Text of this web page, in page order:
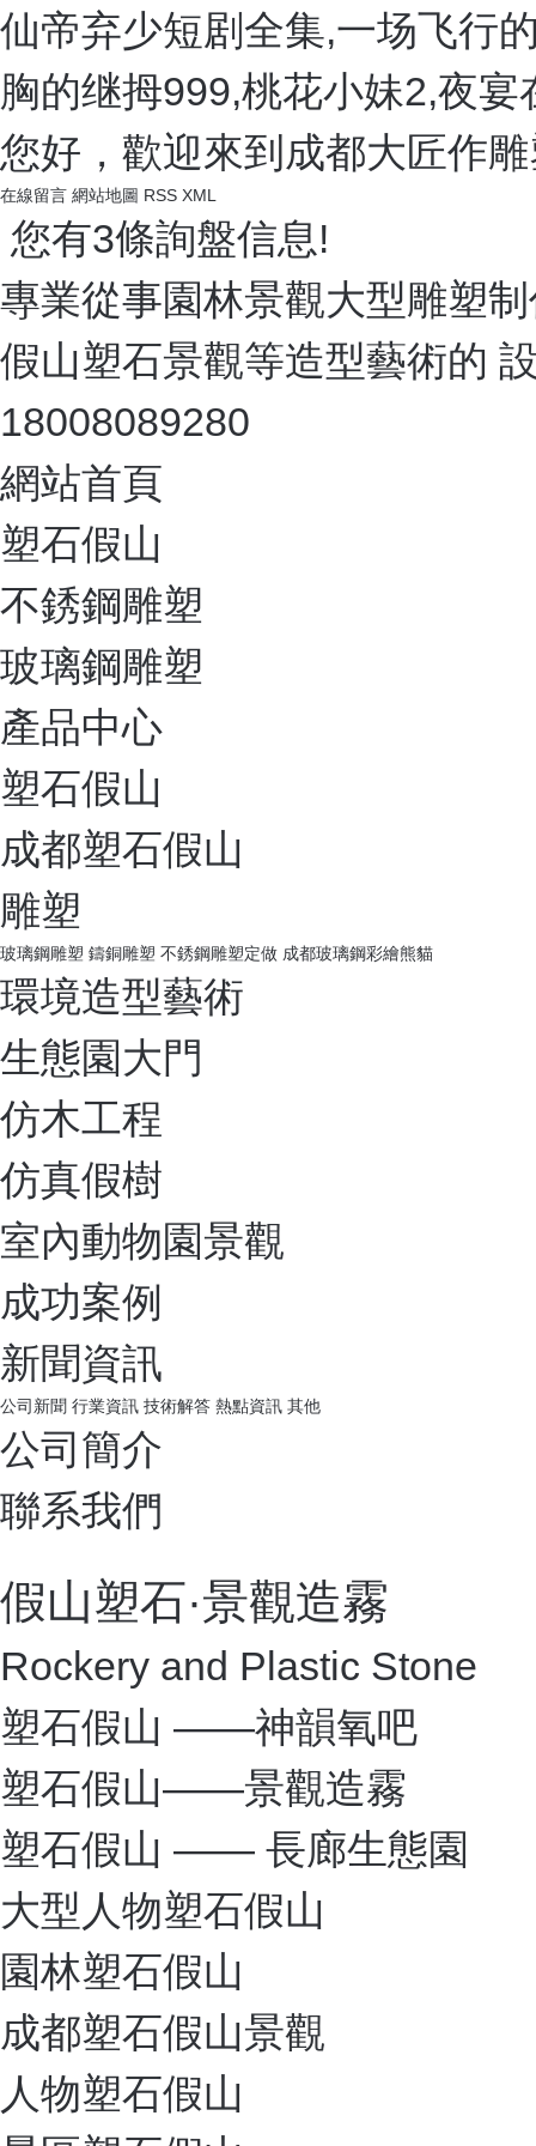
仙帝弃少短剧全集,一场飞行
胸的继拇999,桃花小妹2,夜
您好，歡迎來到成都大匠作
在線留言 網站地圖 RSS XML
您有3條詢盤信息!
專業從事園林景觀大型雕塑
假山塑石景觀等造型藝術的
18008089280
網站首頁
塑石假山
不銹鋼雕塑
玻璃鋼雕塑
產品中心
塑石假山
成都塑石假山
雕塑
玻璃鋼雕塑 鑄銅雕塑 不銹鋼雕塑定做 成都玻璃鋼彩繪熊貓
環境造型藝術
生態園大門
仿木工程
仿真假樹
室內動物園景觀
成功案例
新聞資訊
公司新聞 行業資訊 技術解答 熱點資訊 其他
公司簡介
聯系我們
假山塑石·景觀造霧
Rockery and Plastic Stone
塑石假山 ——神韻氧吧
塑石假山——景觀造霧
塑石假山 —— 長廊生態園
大型人物塑石假山
園林塑石假山
成都塑石假山景觀
人物塑石假山